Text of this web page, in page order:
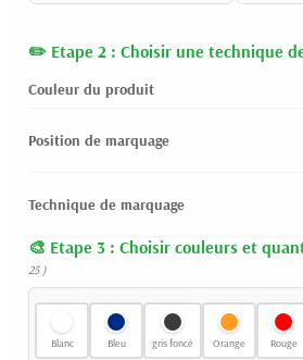
Etape 2 : Choisir une technique
Couleur du produit
Position de marquage
Technique de marquage
Etape 3 : Choisir couleurs et
25 )
Blanc Bleu gris foncé Orange Rouge